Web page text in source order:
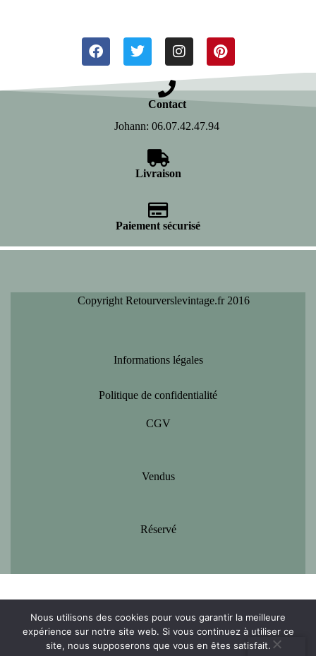
Contact
Johann: 06.07.42.47.94
Livraison
Paiement sécurisé
Copyright Retourverslevintage.fr 2016
Informations légales
Politique de confidentialité
CGV
Vendus
Réservé
Nous utilisons des cookies pour vous garantir la meilleure
expérience sur notre site web. Si vous continuez à utiliser ce
site, nous supposerons que vous en êtes satisfait.